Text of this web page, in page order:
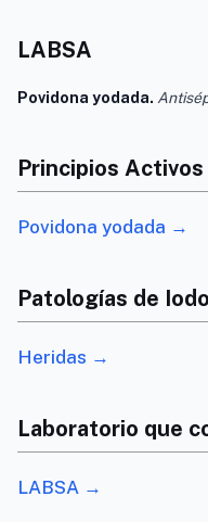
LABSA
Povidona yodada.
Principios
Povidona yodada →
Patologías de
Heridas →
Laboratorio que
LABSA →